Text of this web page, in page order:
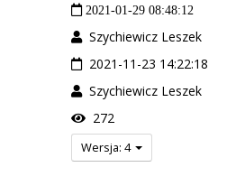
2021-01-29 08:48:12
Szychiewicz Leszek
2021-11-23 14:22:18
Szychiewicz Leszek
272
Wersja: 4